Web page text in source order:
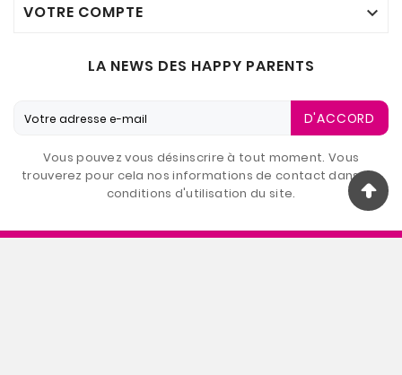
VOTRE COMPTE 
LA NEWS DES HAPPY PARENTS
D'ACCORD
Vous pouvez vous désinscrire à tout moment. Vous
trouverez pour cela nos informations de contact dans les
conditions d'utilisation du site.